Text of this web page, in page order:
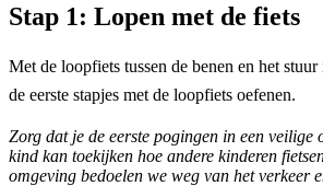
Stap 1: Lopen met de fiets
Met de loopfiets tussen de benen en het
de eerste stapjes met de loopfiets oefenen.
Zorg dat je de eerste pogingen in een veilige
kind kan toekijken hoe andere kinderen
omgeving bedoelen we weg van het verkeer